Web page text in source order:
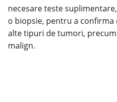
necesare teste
o biopsie, pentru a confirma
alte tipuri de tumori,
malign.